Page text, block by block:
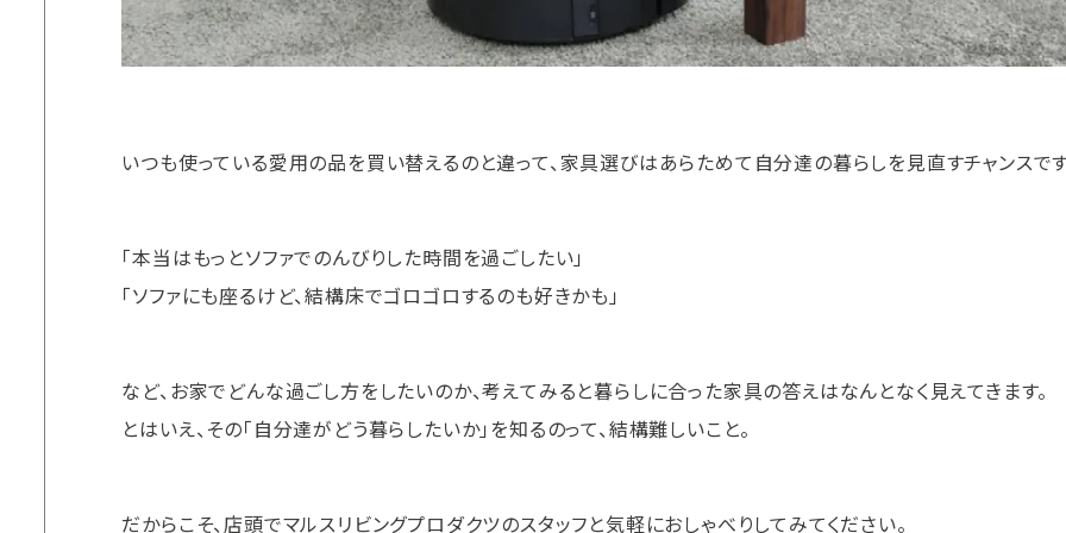
いつも使っている愛用の品を買い替えるのと違って、家具選びはあらためて自分達の暮らしを見直すチャンスです
「本当はもっとソファでのんびりした時間を過ごしたい」
「ソファにも座るけど、結構床でゴロゴロするのも好きかも」
など、お家でどんな過ごし方をしたいのか、考えてみると暮らしに合った家具の答えはなんとなく見えてきます。
とはいえ、その「自分達がどう暮らしたいか」を知るのって、結構難しいこと。
だからこそ、店頭でマルスリビングプロダクツのスタッフと気軽におしゃべりしてみてください。